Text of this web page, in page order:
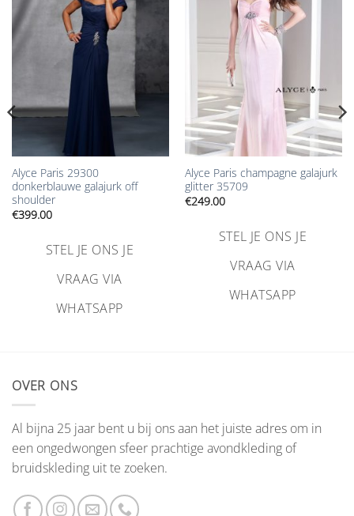
Aan
verlanglijst
toevoegen
Alyce Paris 29300
donkerblauwe galajurk off
shoulder
€399.00
STEL JE ONS JE
VRAAG VIA
WHATSAPP
verlanglijst
toevoegen
Alyce Paris champagne galajurk
glitter 35709
€249.00
STEL JE ONS JE
VRAAG VIA
WHATSAPP
OVER ONS
Al bijna 25 jaar bent u bij ons aan het juiste adres om in
een ongedwongen sfeer prachtige avondkleding of
bruidskleding uit te zoeken.